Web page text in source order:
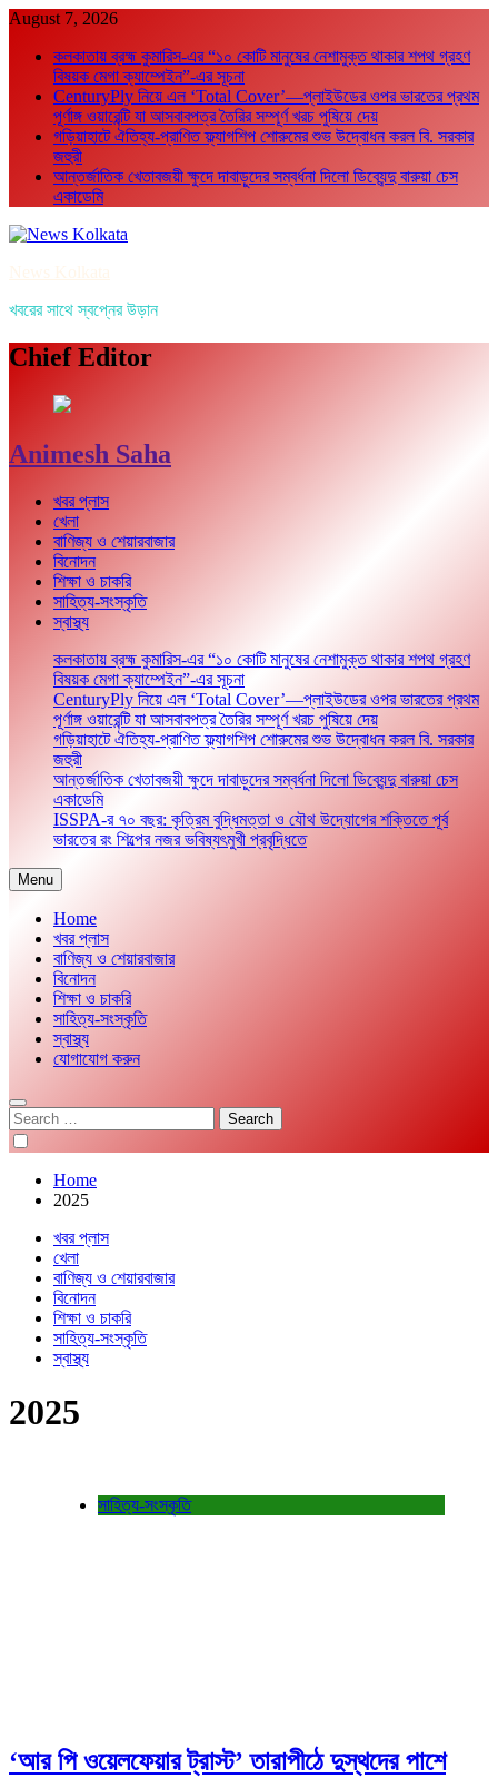
Skip
content
August 7, 2026
কলকাতায় ব্রহ্ম কুমারিস-এর “১০ কোটি মানুষের নেশামুক্ত থাকার শপথ গ্রহণ
বিষয়ক মেগা ক্যাম্পেইন”-এর সূচনা
CenturyPly নিয়ে এল ‘Total Cover’—প্লাইউডের ওপর ভারতের প্রথম
পূর্ণাঙ্গ ওয়ারেন্টি যা আসবাবপত্র তৈরির সম্পূর্ণ খরচ পুষিয়ে দেয়
গড়িয়াহাটে ঐতিহ্য-প্রাণিত ফ্ল্যাগশিপ শোরুমের শুভ উদ্বোধন করল বি. সরকার
জহুরী
আন্তর্জাতিক খেতাবজয়ী ক্ষুদে দাবাড়ুদের সম্বর্ধনা দিলো ডিব্যেন্দু বারুয়া চেস
একাডেমি
খবরের সাথে স্বপ্নের উড়ান
Chief Editor
Animesh Saha
খবর প্লাস
খেলা
বাণিজ্য ও শেয়ারবাজার
বিনোদন
শিক্ষা ও চাকরি
সাহিত্য-সংস্কৃতি
স্বাস্থ্য
কলকাতায় ব্রহ্ম কুমারিস-এর “১০ কোটি মানুষের নেশামুক্ত থাকার শপথ গ্রহণ
বিষয়ক মেগা ক্যাম্পেইন”-এর সূচনা
CenturyPly নিয়ে এল ‘Total Cover’—প্লাইউডের ওপর ভারতের প্রথম
পূর্ণাঙ্গ ওয়ারেন্টি যা আসবাবপত্র তৈরির সম্পূর্ণ খরচ পুষিয়ে দেয়
গড়িয়াহাটে ঐতিহ্য-প্রাণিত ফ্ল্যাগশিপ শোরুমের শুভ উদ্বোধন করল বি. সরকার
জহুরী
আন্তর্জাতিক খেতাবজয়ী ক্ষুদে দাবাড়ুদের সম্বর্ধনা দিলো ডিব্যেন্দু বারুয়া চেস
একাডেমি
ISSPA-র ৭০ বছর: কৃত্রিম বুদ্ধিমত্তা ও যৌথ উদ্যোগের শক্তিতে পূর্ব
ভারতের রং শিল্পের নজর ভবিষ্যৎমুখী প্রবৃদ্ধিতে
Menu
Home
খবর প্লাস
বাণিজ্য ও শেয়ারবাজার
বিনোদন
শিক্ষা ও চাকরি
সাহিত্য-সংস্কৃতি
স্বাস্থ্য
যোগাযোগ করুন
Search
for:
Home
2025
খবর প্লাস
খেলা
বাণিজ্য ও শেয়ারবাজার
বিনোদন
শিক্ষা ও চাকরি
সাহিত্য-সংস্কৃতি
স্বাস্থ্য
2025
সাহিত্য-সংস্কৃতি
‘আর পি ওয়েলফেয়ার ট্রাস্ট’ তারাপীঠে দুস্থদের পাশে